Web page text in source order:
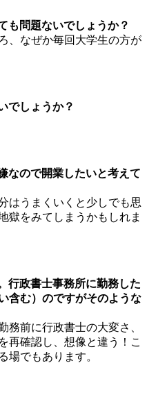
も問題ないでしょうか？
、なぜか毎回大学生の方が
でしょうか？
なので開業したいと考えて
はうまくいくと少しでも思
獄をみてしまうかもしれま
行政書士事務所に勤務した
含む）のですがそのような
務前に行政書士の大変さ、
再確認し、想像と違う！こ
場でもあります。